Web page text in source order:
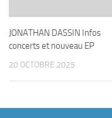
JONATHAN DASSIN Infos
concerts et nouveau EP
20 OCTOBRE 2025